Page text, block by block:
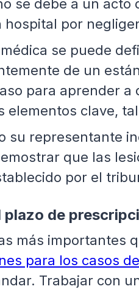
se debe a un
hospital por
se puede
de un
para aprender
elementos clave,
su representante
que las
por el
plazo de
más importantes
para los casos
Trabajar con